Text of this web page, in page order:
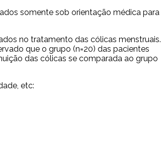
somente sob orientação médica para
no tratamento das cólicas menstruais.
que o grupo (n=20) das pacientes
das cólicas se comparada ao grupo
etc: